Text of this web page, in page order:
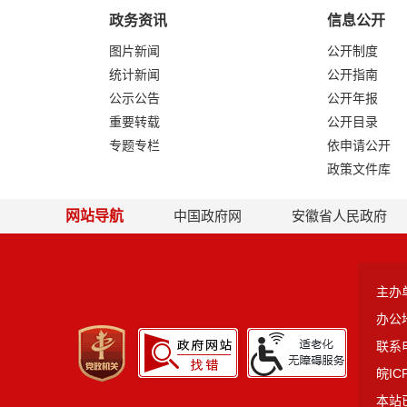
政务资讯
图片新闻
统计新闻
公示公告
重要转载
专题专栏
信息公开
公开制度
公开指南
公开年报
公开目录
依申请公开
政策文件库
网站导航 中国政府网 安徽省人民政府
主办
办公
联系
皖
本站